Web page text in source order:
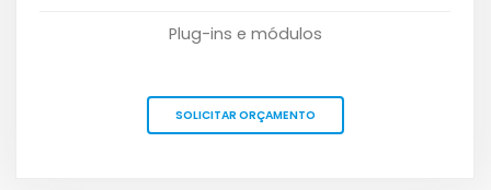
Plug-ins e módulos
SOLICITAR ORÇAMENTO